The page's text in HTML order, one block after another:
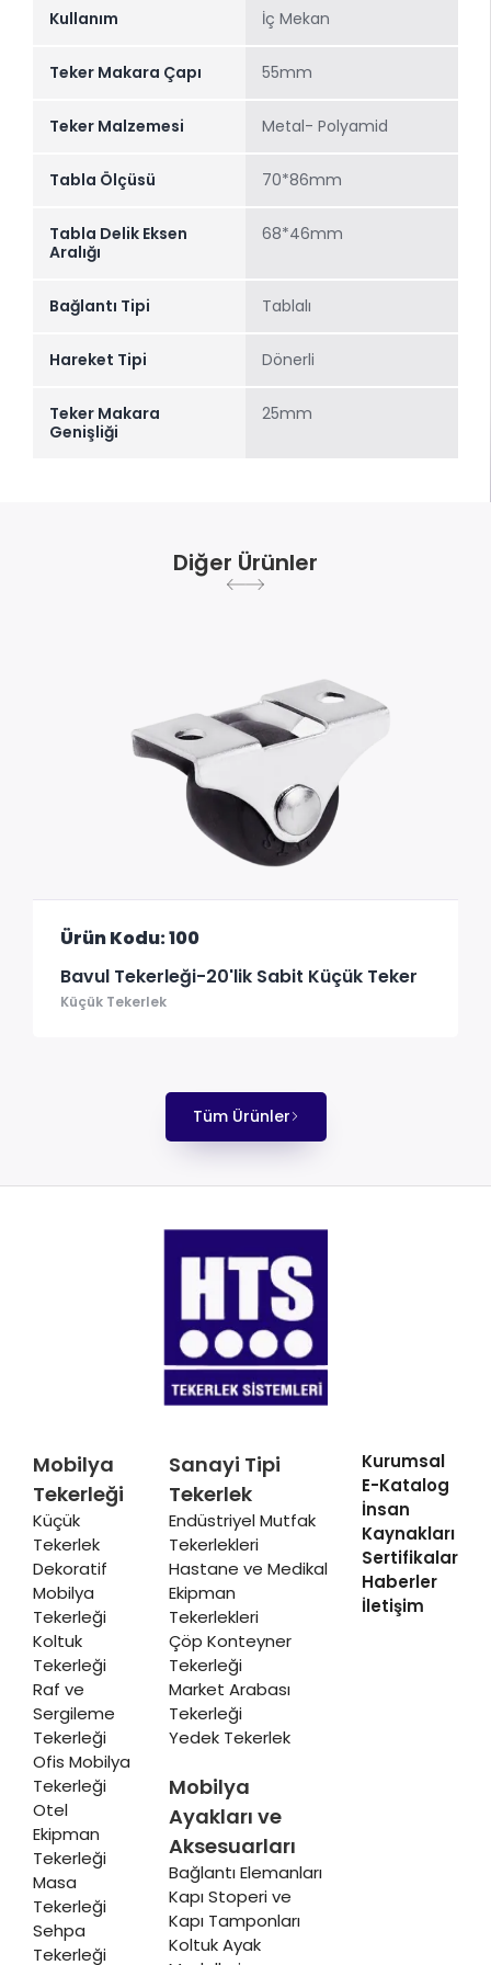
Kullanım İç Mekan
Teker Makara Çapı 55mm
Teker Malzemesi Metal- Polyamid
Tabla Ölçüsü 70*86mm
Tabla Delik Eksen
Aralığı
68*46mm
Bağlantı Tipi Tablalı
Hareket Tipi Dönerli
Teker Makara
Genişliği
25mm
Diğer Ürünler
Ürün Kodu: 100
Bavul Tekerleği-20'lik Sabit Küçük Teker
Küçük Tekerlek
Tüm Ürünler
Mobilya
Tekerleği
Küçük
Tekerlek
Dekoratif
Mobilya
Tekerleği
Koltuk
Tekerleği
Raf ve
Sergileme
Tekerleği
Ofis Mobilya
Tekerleği
Otel
Ekipman
Tekerleği
Masa
Tekerleği
Sehpa
Tekerleği
Sanayi Tipi
Tekerlek
Endüstriyel Mutfak
Tekerlekleri
Hastane ve Medikal
Ekipman
Tekerlekleri
Çöp Konteyner
Tekerleği
Market Arabası
Tekerleği
Yedek Tekerlek
Mobilya
Ayakları ve
Aksesuarları
Bağlantı Elemanları
Kapı Stoperi ve
Kapı Tamponları
Koltuk Ayak
Kurumsal
E-Katalog
İnsan
Kaynakları
Sertifikalar
Haberler
İletişim